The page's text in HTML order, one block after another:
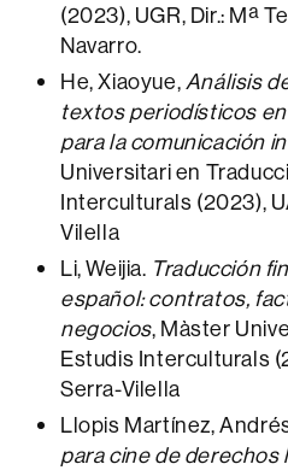
(2023), UGR, Dir.: Mª
Navarro.
He, Xiaoyue,Análisis
textos periodísticos
para la comunicación
Universitari en
Interculturals (2023),
Vilella
Li, Weijia. Traducción
español: contratos,
negocios, Màster
Estudis Interculturals
Serra-Vilella
Llopis Martínez,
para cine de derechos